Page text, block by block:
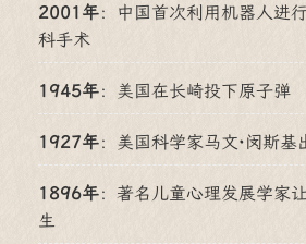
2001年：
中国首次利用机器人进
科手术
1945年： 美国在长崎投下原子弹
1927年： 美国科学家马文·闵斯基
1896年： 著名儿童心理发展学家
生